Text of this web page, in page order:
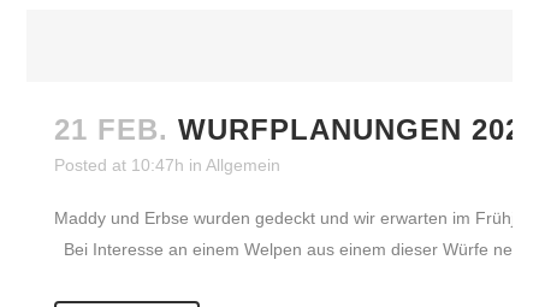
21 FEB. WURFPLANUNGEN 2025
Posted at 10:47h inAllgemein
Maddy und Erbse wurden gedeckt und wir erwarten im
Bei Interesse an einem Welpen aus einem dieser Würfe